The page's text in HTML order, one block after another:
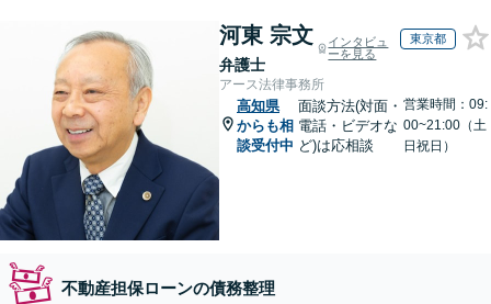
河東 宗文
弁護士
インタビュ
ーを見る
東京都
アース法律事務所
高知県
からも相
談受付中
面談方法(対面・
電話・ビデオな
ど)は応相談
営業時間：09:
00~21:00（土
日祝日）
不動産担保ローンの債務整理